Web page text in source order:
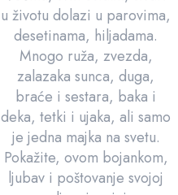
u životu dolazi u parovima,
desetinama, hiljadama.
Mnogo ruža, zvezda,
zalazaka sunca, duga,
braće i sestara, baka i
deka, tetki i ujaka, ali samo
je jedna majka na svetu.
Pokažite, ovom bojankom,
ljubav i poštovanje svojoj